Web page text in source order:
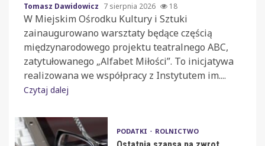
Tomasz Dawidowicz 7 sierpnia 2026 18
W Miejskim Ośrodku Kultury i Sztuki
zainaugurowano warsztaty będące częścią
międzynarodowego projektu teatralnego ABC,
zatytułowanego „Alfabet Miłości”. To inicjatywa
realizowana we współpracy z Instytutem im....
Czytaj dalej
PODATKI ROLNICTWO